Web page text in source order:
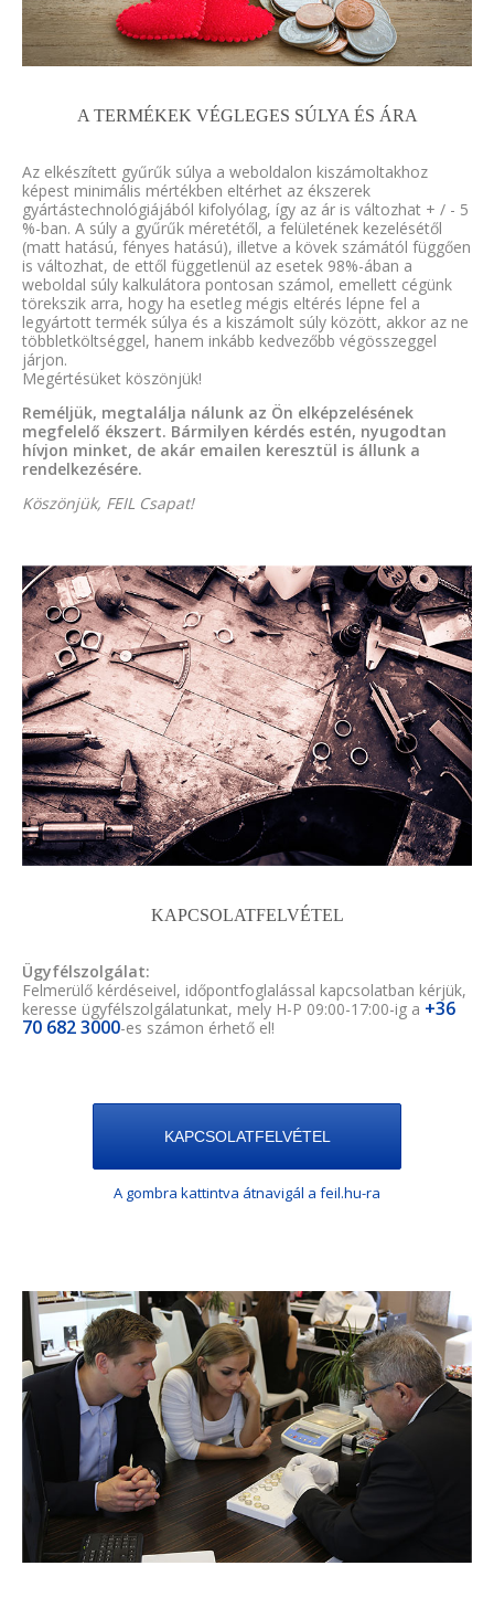
A TERMÉKEK VÉGLEGES SÚLYA ÉS ÁRA
Az elkészített gyűrűk súlya a weboldalon kiszámoltakhoz
képest minimális mértékben eltérhet az ékszerek
gyártástechnológiájából kifolyólag, így az ár is változhat + / - 5
%-ban. A súly a gyűrűk méretétől, a felületének kezelésétől
(matt hatású, fényes hatású), illetve a kövek számától függően
is változhat, de ettől függetlenül az esetek 98%-ában a
weboldal súly kalkulátora pontosan számol, emellett cégünk
törekszik arra, hogy ha esetleg mégis eltérés lépne fel a
legyártott termék súlya és a kiszámolt súly között, akkor az ne
többletköltséggel, hanem inkább kedvezőbb végösszeggel
járjon.
Megértésüket köszönjük!
Reméljük, megtalálja nálunk az Ön elképzelésének
megfelelő ékszert. Bármilyen kérdés estén, nyugodtan
hívjon minket, de akár emailen keresztül is állunk a
rendelkezésére.
Köszönjük, FEIL Csapat!
KAPCSOLATFELVÉTEL
Ügyfélszolgálat:
Felmerülő kérdéseivel, időpontfoglalással kapcsolatban kérjük,
keresse ügyfélszolgálatunkat, mely H-P 09:00-17:00-ig a +36
70 682 3000-es számon érhető el!
KAPCSOLATFELVÉTEL
A gombra kattintva átnavigál a feil.hu-ra